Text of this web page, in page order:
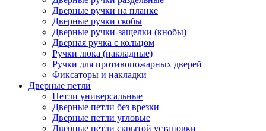
Дверные ручки на планке
Дверные ручки скобы
Дверные ручки-защелки (кнобы)
Дверная ручка с кольцом
Ручки люка (накладные)
Ручки для противопожарных дверей
Фиксаторы и накладки
Дверные петли
Петли универсальные
Дверные петли без врезки
Дверные петли угловые
Дверные петли скрытой установки